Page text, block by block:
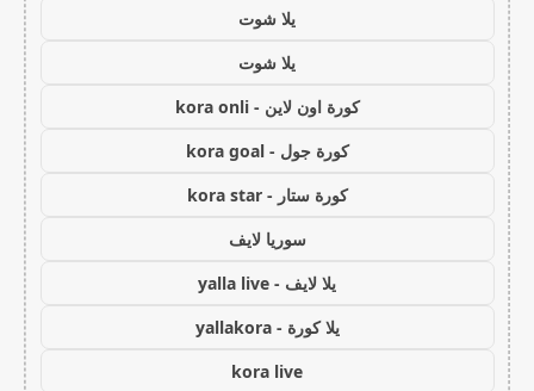
يلا شوت
يلا شوت
كورة اون لاين - kora onli
كورة جول - kora goal
كورة ستار - kora star
سوريا لايف
يلا لايف - yalla live
يلا كورة - yallakora
kora live